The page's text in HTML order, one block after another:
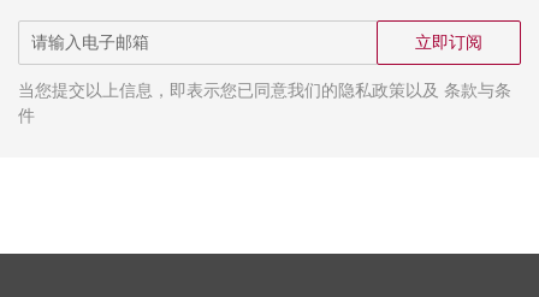
立即订阅
当您提交以上信息，即表示您已同意我们的隐私政策以及 条款与条
件